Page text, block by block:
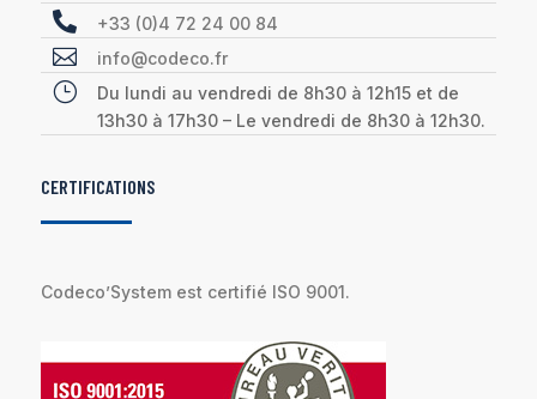
 +33 (0)4 72 24 00 84
 info@codeco.fr
}
Du lundi au vendredi de 8h30 à 12h15 et de
13h30 à 17h30 – Le vendredi de 8h30 à 12h30.
CERTIFICATIONS
Codeco’System est certifié ISO 9001.